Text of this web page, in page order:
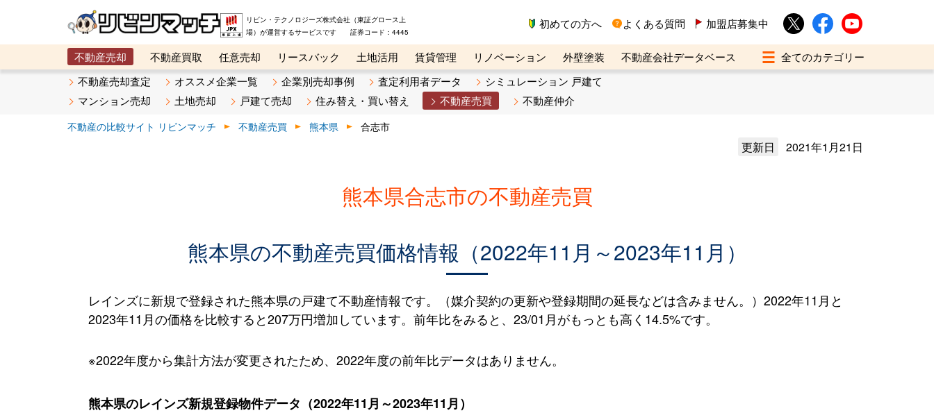
リビン・テクノロジーズ株式会社（東証グロース上
場）が運営するサービスです 証券コード：4445
初めての方へ よくある質問 加盟店募集中
不動産売却 不動産買取 任意売却 リースバック 土地活用 賃貸管理 リノベーション 外壁塗装
不動産会社データベース
メタ住宅展示場
ベスト不動産カンパニー オンライン講座 リビンマガジンBiz 不動産売却ご相談デスク
不動産売却査定 オススメ企業一覧 企業別売却事例 査定利用者データ
シミュレーション 戸建て
マンション売却
土地売却 戸建て売却 住み替え・買い替え 不動産売買 不動産仲介
不動産の比較サイト リビンマッチ 不動産売買 熊本県 合志市
更新日 2021年1月21日
熊本県合志市の不動産売買
熊本県の不動産売買価格情報（2022年11月～2023年11月）
レインズに新規で登録された熊本県の戸建て不動産情報です。（媒介契約の更新や登録期間の延長などは含みません。）2022年11月と
2023年11月の価格を比較すると207万円増加しています。前年比をみると、23/01月がもっとも高く14.5%です。
※2022年度から集計方法が変更されたため、2022年度の前年比データはありません。
熊本県のレインズ新規登録物件データ（2022年11月～2023年11月）